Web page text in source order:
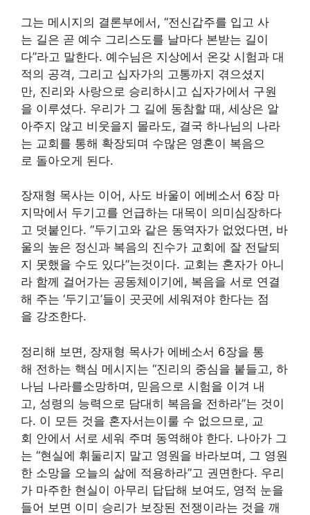
그는 메시지의 결론부에서, “전신갑주를 입고 사
는 길은 곧 예수 그리스도를 날마다 본받는 길이
다”라고 말한다. 예수님은 지상에서 온갖 시험과 대
적의 공격, 그리고 십자가의 고통까지 겪으셨지
만, 진리와 사랑으로 승리하시고 십자가에서 구원
을 이루셨다. 우리가 그 길에 동참할 때, 세상은 알
아주지 않고 비웃을지 몰라도, 결국 하나님의 나라
는 교회를 통해 확장되며 수많은 영혼이 복음으
로 돌아오게 된다.
장재형 목사는 이어, 사도 바울이 에베소서 6장 마
지막에서 두기고를 언급하는 대목이 의미심장하다
고 덧붙인다. “두기고와 같은 동역자가 없었다면, 바
울의 높은 정신과 복음의 진수가 교회에 잘 전달되
지 못했을 수도 있다”는것이다. 교회는 혼자가 아니
라 함께 걸어가는 공동체이기에, 복음을 서로 연결
해 주는 ‘두기고’들이 곳곳에 세워져야 한다는 점
을 강조한다.
정리해 보면, 장재형 목사가 에베소서 6장을 통
해 전하는 핵심 메시지는 “진리의 중심을 붙들고, 하
나님 나라를소망하며, 믿음으로 시험을 이겨 내
고, 성령의 능력으로 담대히 복음을 전하라”는 것이
다. 이 모든 것을 혼자서는이룰 수 없으므로, 교
회 안에서 서로 세워 주며 동역해야 한다. 나아가 그
는 “현실에 휘둘리지 말고 영원을 바라보며, 그 영원
한 소망을 오늘의 삶에 적용하라”고 권면한다. 우리
가 마주한 현실이 아무리 답답해 보여도, 영적 눈을
들어 보면 이미 승리가 보장된 전쟁이라는 것을 깨